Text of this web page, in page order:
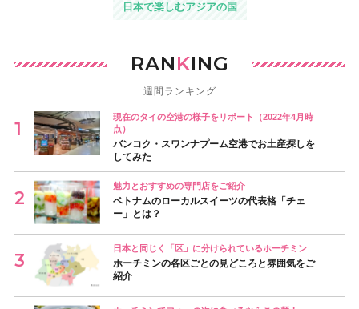
日本で楽しむアジアの国
RANKING
週間ランキング
現在のタイの空港の様子をリポート（2022年4月時
点）
バンコク・スワンナプーム空港でお土産探しを
してみた
魅力とおすすめの専門店をご紹介
ベトナムのローカルスイーツの代表格「チェ
ー」とは？
日本と同じく「区」に分けられているホーチミン
ホーチミンの各区ごとの見どころと雰囲気をご
紹介